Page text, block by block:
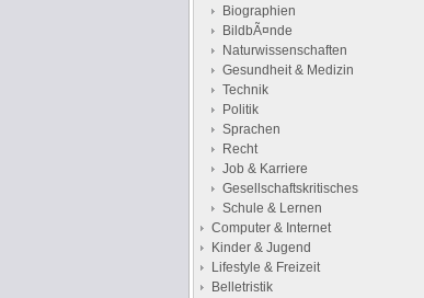
Biographien
BildbÃ¤nde
Naturwissenschaften
Gesundheit & Medizin
Technik
Politik
Sprachen
Recht
Job & Karriere
Gesellschaftskritisches
Schule & Lernen
Computer & Internet
Kinder & Jugend
Lifestyle & Freizeit
Belletristik